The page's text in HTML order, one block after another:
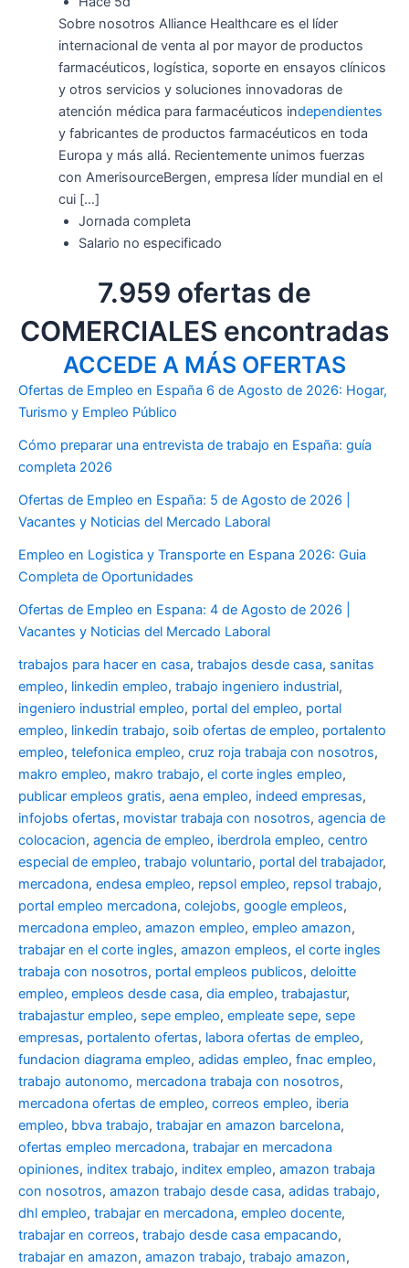
Sobre nosotros Alliance Healthcare es el líder
internacional de venta al por mayor de productos
farmacéuticos, logística, soporte en ensayos clínicos
y otros servicios y soluciones innovadoras de
atención médica para farmacéuticos independientes
y fabricantes de productos farmacéuticos en toda
Europa y más allá. Recientemente unimos fuerzas
con AmerisourceBergen, empresa líder mundial en el
cui […]
Jornada completa
Salario no especificado
7.959 ofertas de
COMERCIALES encontradas
ACCEDE A MÁS OFERTAS
Ofertas de Empleo en España 6 de Agosto de 2026: Hogar,
Turismo y Empleo Público
Cómo preparar una entrevista de trabajo en España: guía
completa 2026
Ofertas de Empleo en España: 5 de Agosto de 2026 |
Vacantes y Noticias del Mercado Laboral
Empleo en Logistica y Transporte en Espana 2026: Guia
Completa de Oportunidades
Ofertas de Empleo en Espana: 4 de Agosto de 2026 |
Vacantes y Noticias del Mercado Laboral
trabajos para hacer en casa, trabajos desde casa, sanitas
empleo, linkedin empleo, trabajo ingeniero industrial,
ingeniero industrial empleo, portal del empleo, portal
empleo, linkedin trabajo, soib ofertas de empleo, portalento
empleo, telefonica empleo, cruz roja trabaja con nosotros,
makro empleo, makro trabajo, el corte ingles empleo,
publicar empleos gratis, aena empleo, indeed empresas,
infojobs ofertas, movistar trabaja con nosotros, agencia de
colocacion, agencia de empleo, iberdrola empleo, centro
especial de empleo, trabajo voluntario, portal del trabajador,
mercadona, endesa empleo, repsol empleo, repsol trabajo,
portal empleo mercadona, colejobs, google empleos,
mercadona empleo, amazon empleo, empleo amazon,
trabajar en el corte ingles, amazon empleos, el corte ingles
trabaja con nosotros, portal empleos publicos, deloitte
empleo, empleos desde casa, dia empleo, trabajastur,
trabajastur empleo, sepe empleo, empleate sepe, sepe
empresas, portalento ofertas, labora ofertas de empleo,
fundacion diagrama empleo, adidas empleo, fnac empleo,
trabajo autonomo, mercadona trabaja con nosotros,
mercadona ofertas de empleo, correos empleo, iberia
empleo, bbva trabajo, trabajar en amazon barcelona,
ofertas empleo mercadona, trabajar en mercadona
opiniones, inditex trabajo, inditex empleo, amazon trabaja
con nosotros, amazon trabajo desde casa, adidas trabajo,
dhl empleo, trabajar en mercadona, empleo docente,
trabajar en correos, trabajo desde casa empacando,
trabajar en amazon, amazon trabajo, trabajo amazon,